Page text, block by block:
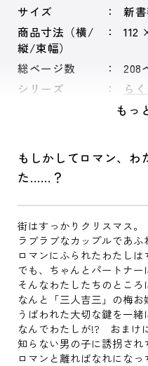
サイズ
新
商品寸法（横/
縦/束幅）
112
総ページ数
208
シリーズ
ら
もっ
もしかしてロマン、わ
た……？
街はすっかりクリスマス。
ラブラブなカップルであふ
ロマンにふられたわたしは
でも、ちゃんとパートナー
そんなわたしたちのところ
なんと「三人吉三」の梅お
うばわれた大切な鍵を一
なんでわたしが!? おまけ
知らない男の子に誘拐され
ロマンと離ればなれになっ